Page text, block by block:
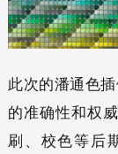
此次的潘通色
的准确性和权
刷、校色等后